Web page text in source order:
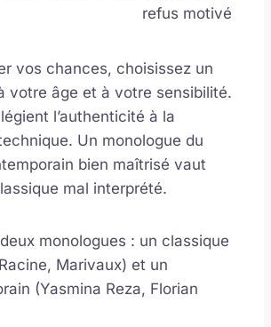
refus motivé
vos chances, choisissez un
votre âge et à votre sensibilité.
l’authenticité à la
Un monologue du
bien maîtrisé vaut
mal interprété.
monologues : un classique
Marivaux) et un
(Yasmina Reza, Florian